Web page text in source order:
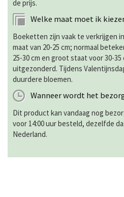
de prijs.
Welke maat moet ik
Boeketten zijn vaak te verkrijgen
maat van 20-25 cm; normaal
25-30 cm en groot staat voor 30-
uitgezonderd. Tijdens
duurdere bloemen.
Wanneer wordt het
Dit product kan vandaag nog
voor 14:00 uur besteld, dezelfde
Nederland.